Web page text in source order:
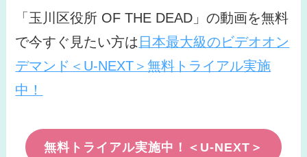
「玉川区役所 OF THE DEAD」の動画を無料
で今すぐ見たい方は 日本最大級のビデオオン
デマンド＜U-NEXT＞無料トライアル実施
中！
無料トライアル実施中！＜U-NEXT＞